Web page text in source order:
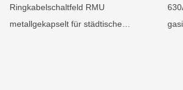
Ringkabelschaltfeld RMU
metallgekapselt für städtische